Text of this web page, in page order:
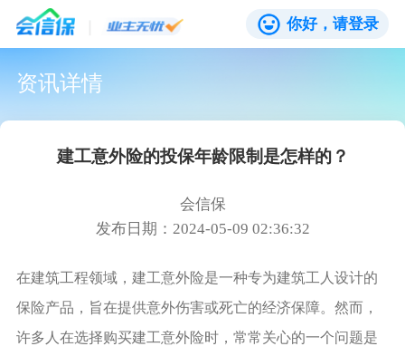
你好，请登录
资讯详情
建工意外险的投保年龄限制是怎样的？
会信保
发布日期：2024-05-09 02:36:32
在建筑工程领域，建工意外险是一种专为建筑工人设计的
保险产品，旨在提供意外伤害或死亡的经济保障。然而，
许多人在选择购买建工意外险时，常常关心的一个问题是